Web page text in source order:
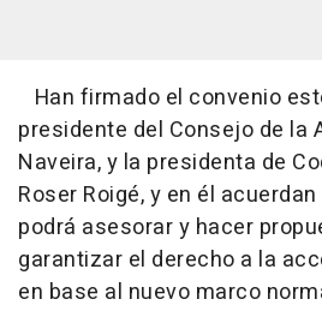
Han firmado el convenio
presidente del Consejo de la
Naveira, y la presidenta de
Roser Roigé, y en él
podrá asesorar y hacer
garantizar el derecho a la
en base al nuevo marco